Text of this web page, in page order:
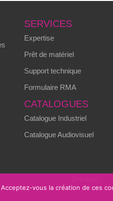
SERVICES
Expertise
Prêt de matériel
Support technique
Formulaire RMA
CATALOGUES
Catalogue Industriel
Catalogue Audiovisuel
vous la création de ces